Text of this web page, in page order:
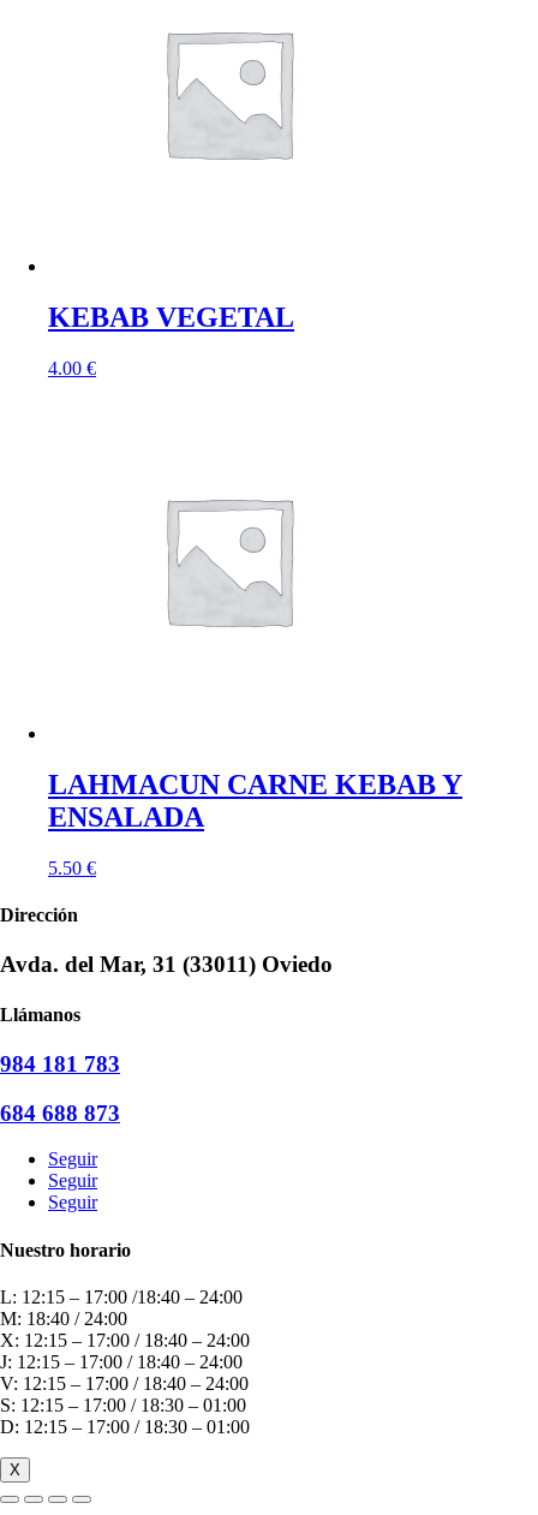
KEBAB VEGETAL
4.00 €
LAHMACUN CARNE KEBAB Y
ENSALADA
5.50 €
Dirección
Avda. del Mar, 31 (33011) Oviedo
Llámanos
984 181 783
684 688 873
Seguir
Seguir
Seguir
Nuestro horario
L: 12:15 – 17:00 /18:40 – 24:00
M: 18:40 / 24:00
X: 12:15 – 17:00 / 18:40 – 24:00
J: 12:15 – 17:00 / 18:40 – 24:00
V: 12:15 – 17:00 / 18:40 – 24:00
S: 12:15 – 17:00 / 18:30 – 01:00
D: 12:15 – 17:00 / 18:30 – 01:00
X